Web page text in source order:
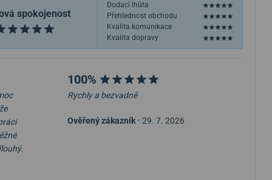
spokojenost
Dodací lhůta
Přehlednost obchodu
Kvalita komunikace
Kvalita dopravy
100%
Rychly a bezvadně
Ověřený zákazník • 29. 7. 2026